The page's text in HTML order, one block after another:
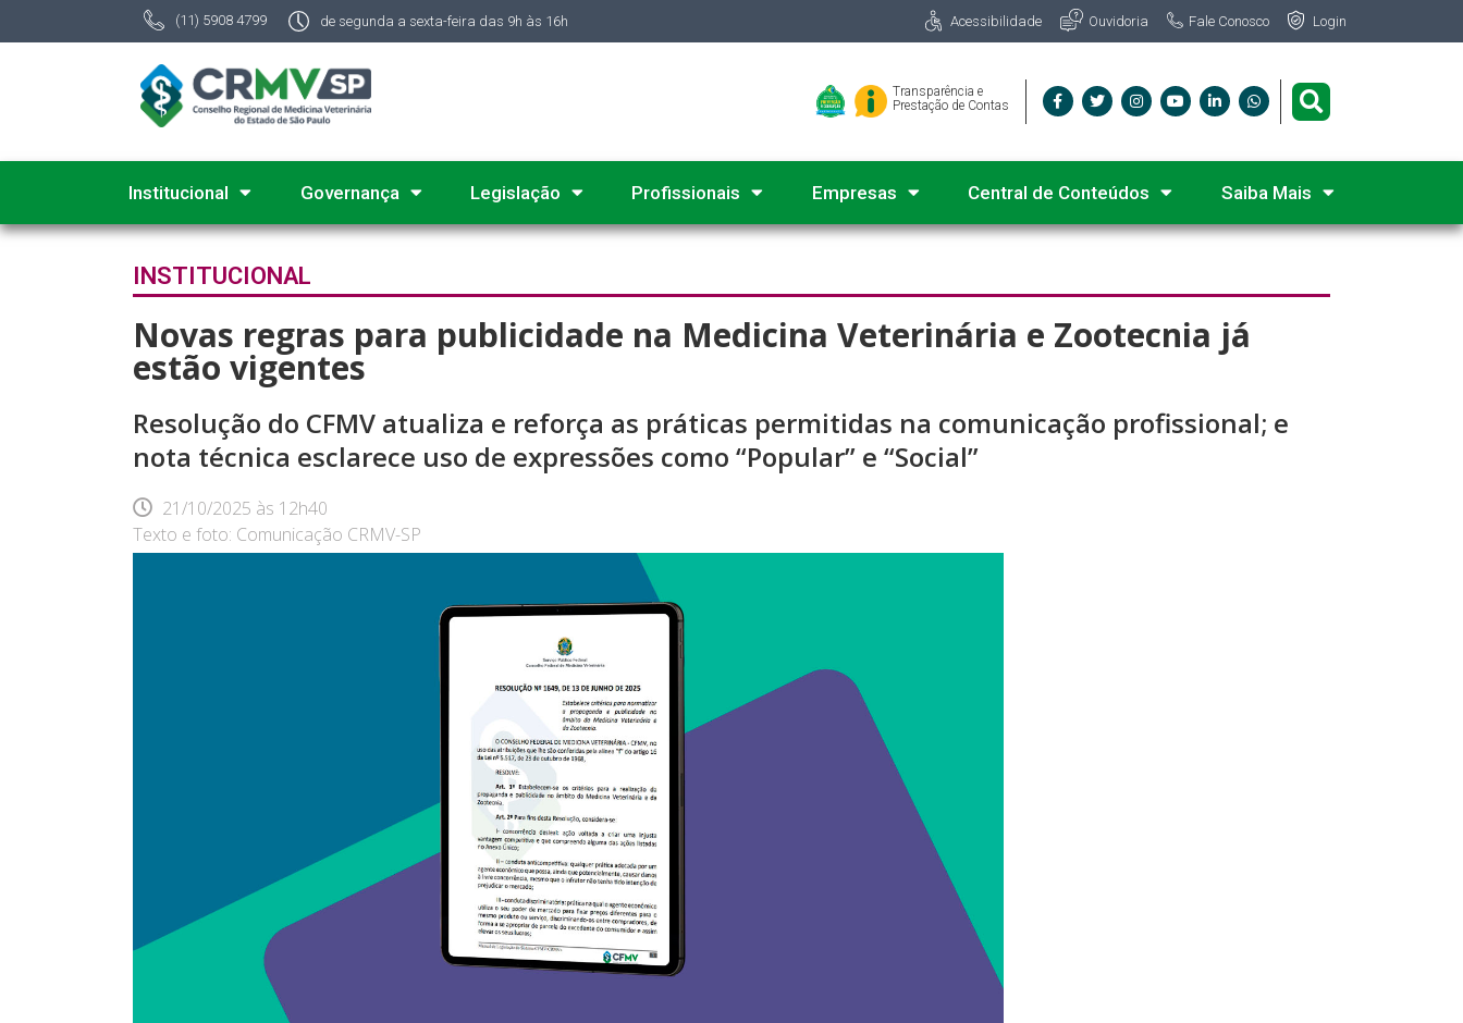
(11) 5908 4799 de segunda a sexta-feira das 9h às 16h Acessibilidade Ouvidoria Fale Conosco Login
Transparência e
Prestação de Contas
Institucional Governança Legislação Profissionais Empresas Central de Conteúdos Saiba Mais
INSTITUCIONAL
Novas regras para publicidade na Medicina Veterinária e Zootecnia já
estão vigentes
Resolução do CFMV atualiza e reforça as práticas permitidas na comunicação profissional; e
nota técnica esclarece uso de expressões como “Popular” e “Social”
21/10/2025 às 12h40
Texto e foto: Comunicação CRMV-SP